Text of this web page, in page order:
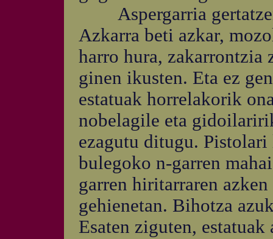
Aspergarria gertatzen
Azkarra beti azkar,
harro hura, zakarrontzia
ginen ikusten. Eta ez
estatuak horrelakorik
nobelagile eta
ezagutu ditugu.
bulegoko n-garren
garren hiritarraren
gehienetan. Bihotza
Esaten ziguten, estatuak